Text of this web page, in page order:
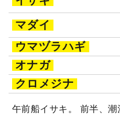
マダイ
ウマヅラハギ
オナガ
クロメジナ
午前船イサキ。 前半、